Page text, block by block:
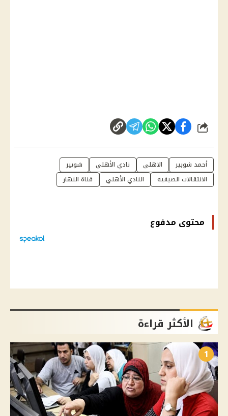
شارك
أحمد شوبير الاهلى نادي الأهلي
شوبير
الانتقالات الصيفية
النادي الأهلي قناة النهار
محتوى مدفوع
الأكثر قراءة
1